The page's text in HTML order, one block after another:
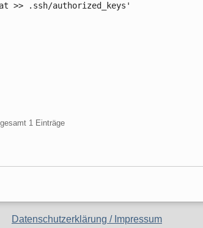
>> .ssh/authorized_keys'
1 Einträge
Datenschutzerklärung / Impressum